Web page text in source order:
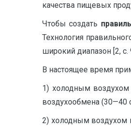
качества пищевых
Чтобы создать
Технология
широкий диапазон [2, с.
В настоящее время
1) холодным
воздухообмена (30—40
2) холодным воздухом